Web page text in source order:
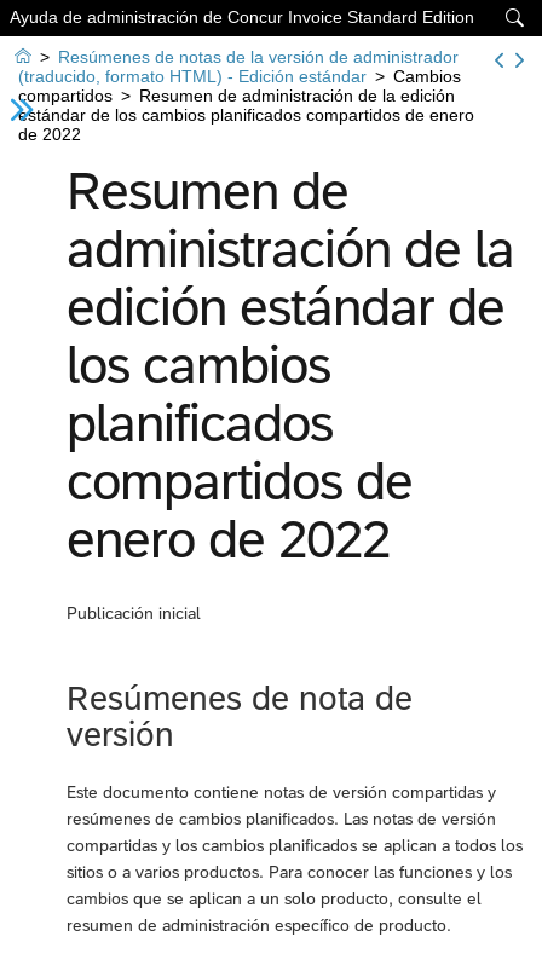

Ayuda de administración de Concur Invoice Standard Edition
 > Resúmenes de notas de la versión de administrador
(traducido, formato HTML) - Edición estándar > Cambios
compartidos > Resumen de administración de la edición
estándar de los cambios planificados compartidos de enero
de 2022
Resumen de
administración de la
edición estándar de
los cambios
planificados
compartidos de
enero de 2022
Publicación inicial
Resúmenes de nota de
versión
Este documento contiene notas de versión compartidas y
resúmenes de cambios planificados. Las notas de versión
compartidas y los cambios planificados se aplican a todos los
sitios o a varios productos. Para conocer las funciones y los
cambios que se aplican a un solo producto, consulte el
resumen de administración específico de producto.